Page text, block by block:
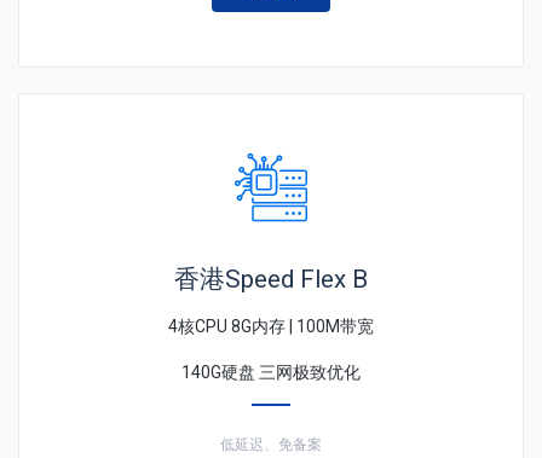
香港Speed Flex B
4核CPU 8G内存 | 100M带宽
140G硬盘 三网极致优化
低延迟、免备案